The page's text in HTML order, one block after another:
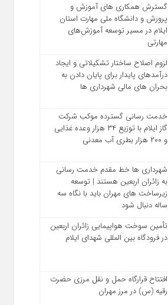
گسترش همکاری‌ های آموزش و
پرورش و دانشگاه ملی مهارت استان
ایلام در مسیر توسعه آموزش‌های
مهارتی
لزوم اصلاح ساختار تشکیلاتی و ایجاد
درآمدهای پایدار برای پایان دادن به
بحران‌ های مالی شهرداری‌ ها
خدمت رسانی گسترده موکب شرکت
گاز ایلام با توزیع ۳۴ هزار وعده غذایی
و ۲۰۰ هزار بطری آب معدنی
شهرداری‌ ها خط مقدم خدمت ‌رسانی
به زائران اربعین هستند | توسعه
زیرساخت ‌های مهران باید با نگاه سه‌
ساله دنبال شود
تأمین سوخت هواپیمایی زائران اربعین
در فرودگاه بین المللی شهدای ایلام
افتتاح قرارگاه حمل‌ و نقل مرزی حضرت
رقیه (س) در مرز مهران